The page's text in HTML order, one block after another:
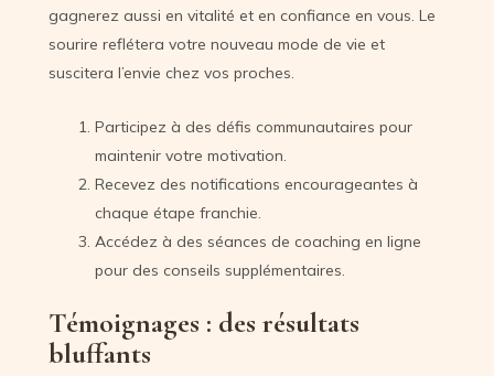
gagnerez aussi en vitalité et en confiance en vous. Le
sourire reflétera votre nouveau mode de vie et
suscitera l’envie chez vos proches.
Participez à des défis communautaires pour
maintenir votre motivation.
Recevez des notifications encourageantes à
chaque étape franchie.
Accédez à des séances de coaching en ligne
pour des conseils supplémentaires.
Témoignages : des résultats
bluffants